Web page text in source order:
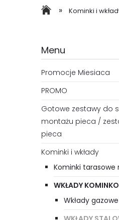
RURY, KOMINY
» Kominki i
Menu
Promocje Miesiaca
PROMO
Gotowe zestawy do
montażu pieca /
pieca
Kominki i wkłady
Kominki tarasowe
WKŁADY
Wkłady gazowe